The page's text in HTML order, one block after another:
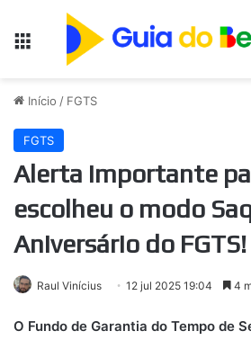
Início / FGTS
FGTS
Alerta importante
escolheu o modo
Aniversário do FGTS!
Raul Vinícius 12 jul 2025 19:04 4
O Fundo de Garantia do Tempo de